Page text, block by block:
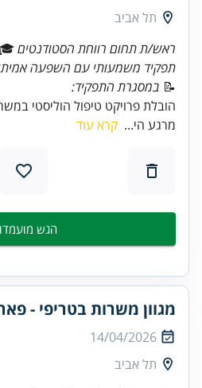
תל אביב
ראש/ת תחום רווחת הסטודנטים 🎓
תפקיד משמעותי עם השפעה
📝 במסגרת התפקיד:
הובלת פרויקט טיפול הוליסטי
מרגע הי... קרא עוד
הגש
מגוון משרות בטריפי -
14/04/2026
תל אביב